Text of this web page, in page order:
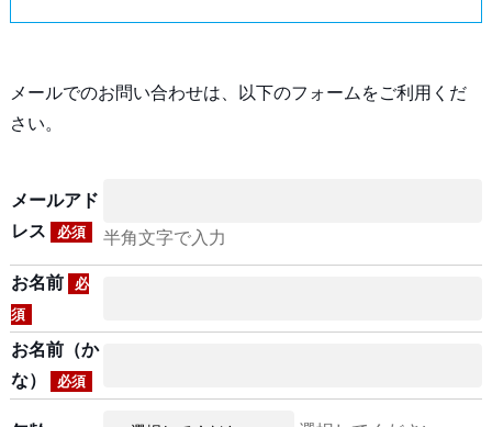
メールでのお問い合わせは、以下のフォームをご利用くだ
さい。
メールアド
レス
必須 半角文字で入力
お名前
必
須
お名前（か
な）
必須